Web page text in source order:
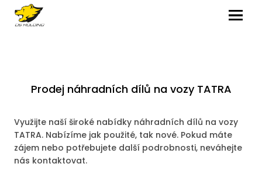
MENU
Prodej náhradních dílů na vozy TATRA
Využijte naší široké nabídky náhradních dílů na vozy
TATRA. Nabízíme jak použité, tak nové. Pokud máte
zájem nebo potřebujete další podrobnosti, neváhejte
nás kontaktovat.